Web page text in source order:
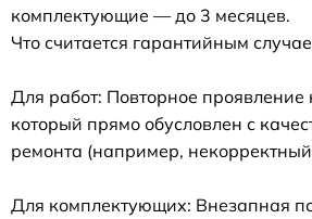
комплектующие — до 3 месяцев.
Что считается гарантийным
Для работ: Повторное проявление
который прямо обусловлен с
ремонта (например,
Для комплектующих: Внезапная